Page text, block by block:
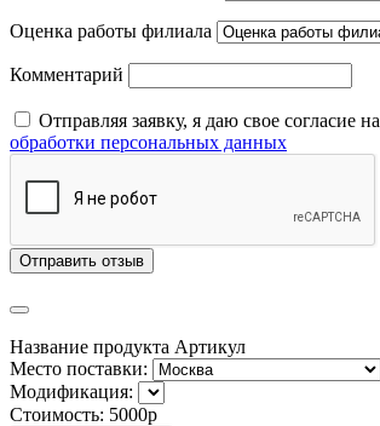
Оценка работы филиала
Комментарий
Отправляя заявку, я даю свое согласие на
обработки персональных данных
Отправить отзыв
Название продукта Артикул
Место поставки:
Модификация:
Стоимость: 5000р